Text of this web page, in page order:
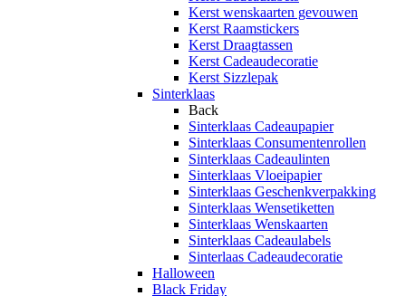
Kerst wenskaarten gevouwen
Kerst Raamstickers
Kerst Draagtassen
Kerst Cadeaudecoratie
Kerst Sizzlepak
Sinterklaas
Back
Sinterklaas Cadeaupapier
Sinterklaas Consumentenrollen
Sinterklaas Cadeaulinten
Sinterklaas Vloeipapier
Sinterklaas Geschenkverpakking
Sinterklaas Wensetiketten
Sinterklaas Wenskaarten
Sinterklaas Cadeaulabels
Sinterlaas Cadeaudecoratie
Halloween
Black Friday